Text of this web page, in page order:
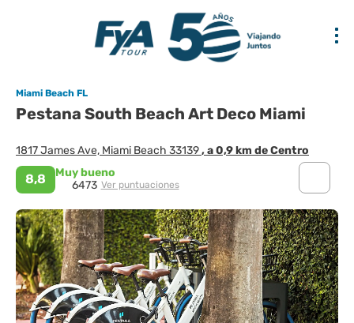
Miami Beach FL
Pestana South Beach Art Deco Miami
1817 James Ave, Miami Beach 33139, a 0,9 km de Centro
8,8
Muy bueno
6473 Ver puntuaciones